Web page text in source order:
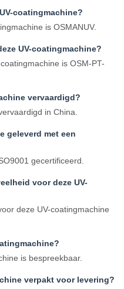
coatingmachine?
is OSMANUV.
UV-coatingmachine?
is OSM-PT-
vervaardigd?
in China.
geleverd met een
gecertificeerd.
voor deze UV-
deze UV-coatingmachine
is bespreekbaar.
verpakt voor levering?